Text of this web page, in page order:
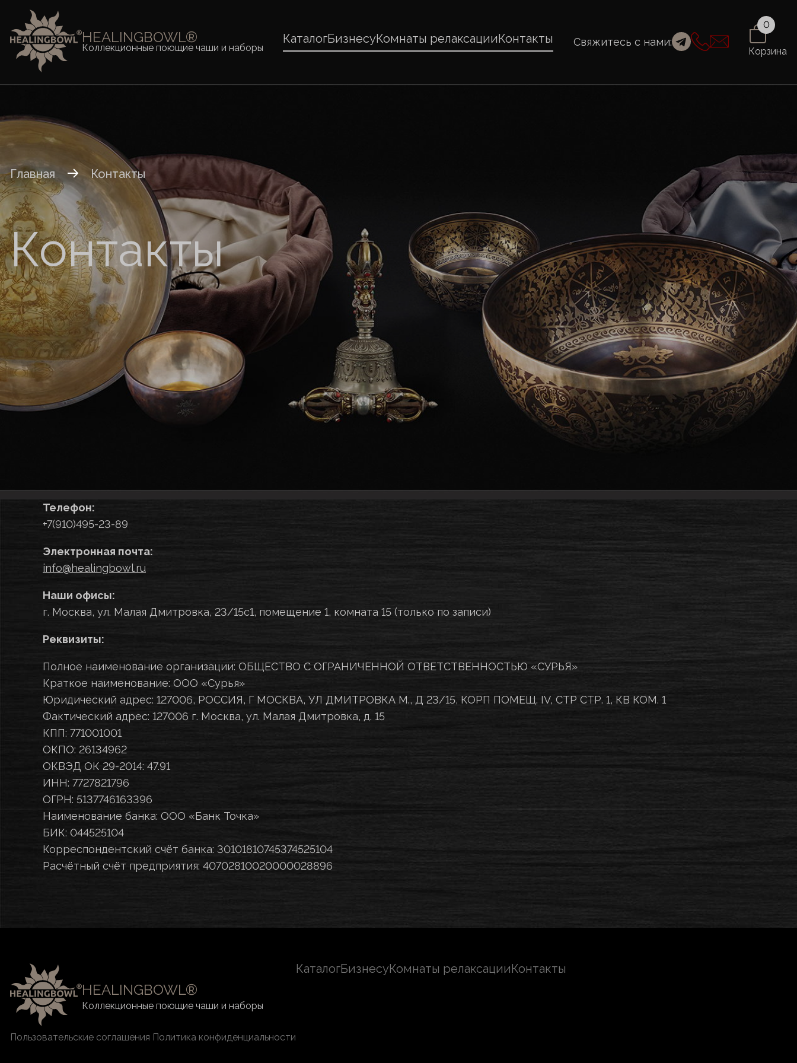
HEALINGBOWL®
Коллекционные поющие чаши и наборы
КаталогБизнесуКомнаты релаксацииКонтакты Свяжитесь с нами:
0
Корзина
Главная Контакты
Контакты
Телефон:
+7(910)495-23-89
Электронная почта:
info@healingbowl.ru
Наши офисы:
г. Москва, ул. Малая Дмитровка, 23/15с1, помещение 1, комната 15 (только по записи)
Реквизиты:
Полное наименование организации: ОБЩЕСТВО С ОГРАНИЧЕННОЙ ОТВЕТСТВЕННОСТЬЮ «СУРЬЯ»
Краткое наименование: ООО «Сурья»
Юридический адрес: 127006, РОССИЯ, Г МОСКВА, УЛ ДМИТРОВКА М., Д 23/15, КОРП ПОМЕЩ. IV, СТР СТР. 1, КВ КОМ. 1
Фактический адрес: 127006 г. Москва, ул. Малая Дмитровка, д. 15
КПП: 771001001
ОКПО: 26134962
ОКВЭД ОК 29-2014: 47.91
ИНН: 7727821796
ОГРН: 5137746163396
Наименование банка: ООО «Банк Точка»
БИК: 044525104
Корреспондентский счёт банка: 30101810745374525104
Расчётный счёт предприятия: 40702810020000028896
HEALINGBOWL®
Коллекционные поющие чаши и наборы
Пользовательские соглашения Политика конфиденциальности
КаталогБизнесуКомнаты релаксацииКонтакты